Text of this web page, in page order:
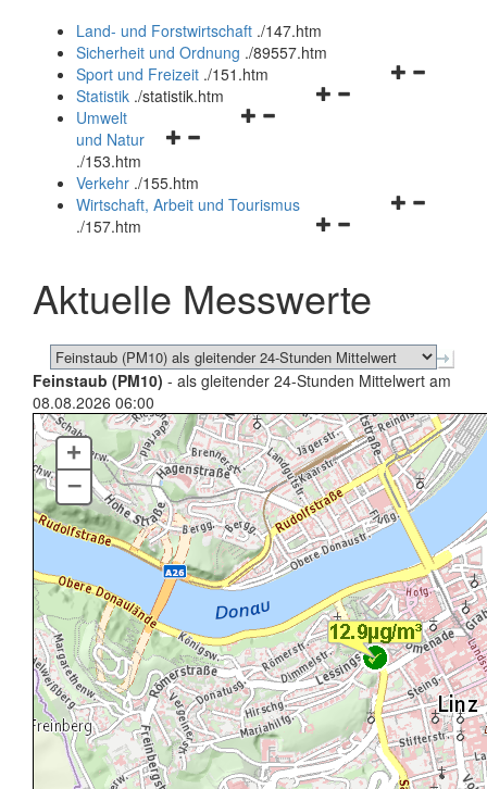
und
schließen
Land- und Forstwirtschaft ./147.htm
Sicherheit und Ordnung ./89557.htm
Navigationsmenü
Sport und Freizeit ./151.htm
Navigationsmenü
Statistik ./statistik.htm
Navigationsmenü
und
schließen
Umwelt
und Natur
./153.htm
Verkehr ./155.htm
Navigationsmenü
schließen
Wirtschaft, Arbeit und Tourismus
./157.htm
Aktuelle Messwerte
Feinstaub (PM10) - als gleitender 24-Stunden Mittelwert am
08.08.2026 06:00
+
–